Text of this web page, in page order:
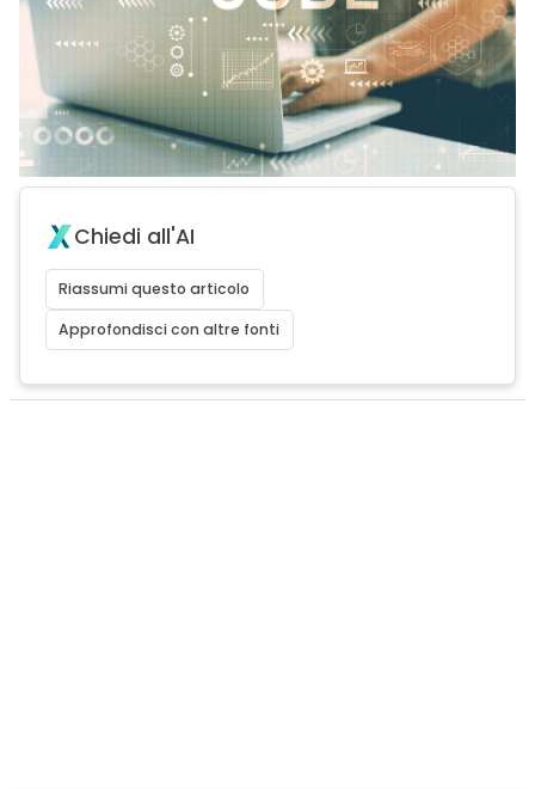
Chiedi all'AI
Riassumi questo articolo
Approfondisci con altre fonti